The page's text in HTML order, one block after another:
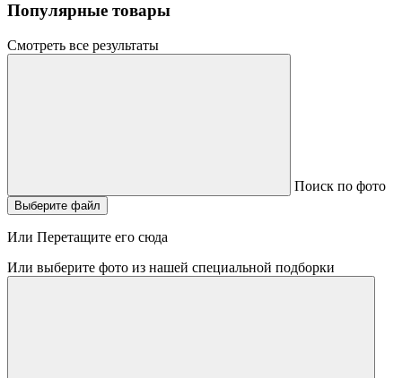
Популярные товары
Смотреть все результаты
Поиск по фото
Выберите файл
Или Перетащите его сюда
Или выберите фото из нашей специальной подборки